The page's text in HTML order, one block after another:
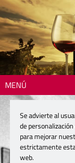
MENÚ
Se advierte al
de
para mejorar
estrictamente
web.